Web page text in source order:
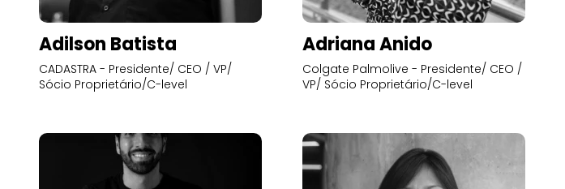
Adilson Batista
CADASTRA - Presidente/ CEO / VP/
Sócio Proprietário/C-level
Adriana Anido
Colgate Palmolive - Presidente/ CEO /
VP/ Sócio Proprietário/C-level